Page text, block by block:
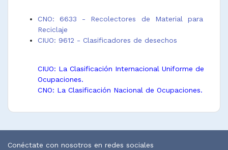
CNO: 6633 - Recolectores de Material para
Reciclaje
CIUO: 9612 - Clasificadores de desechos
CIUO: La Clasificación Internacional Uniforme de
Ocupaciones.
CNO: La Clasificación Nacional de Ocupaciones.
Conéctate con nosotros en redes sociales